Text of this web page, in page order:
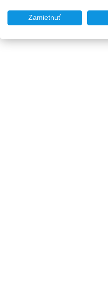
Zamietnuť